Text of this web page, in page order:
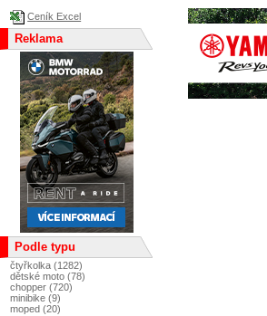
Ceník Excel
Reklama
Podle typu
čtyřkolka (1282)
dětské moto (78)
chopper (720)
minibike (9)
moped (20)